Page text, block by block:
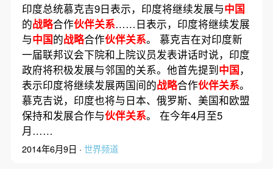
印度总统慕克吉9日表示，印度将继续发展与中国
的战略合作伙伴关系……日表示，印度将继续发展
与中国的战略合作伙伴关系。 慕克吉在对印度新
一届联邦议会下院和上院议员发表讲话时说，印度
政府将积极发展与邻国的关系。他首先提到中国，
表示印度将继续发展两国间的战略合作伙伴关系。
慕克吉说，印度也将与日本、俄罗斯、美国和欧盟
保持和发展合作与伙伴关系。 在今年4月至5
月……
2014年6月9日 · 世界频道